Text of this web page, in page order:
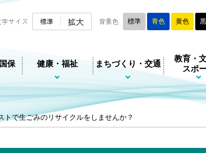
サイズ 標準 拡大 背景色 標準 青色 黄色
保 健康・福祉 まちづくり・交通
教育・
スポ
トで生ごみのリサイクルをしませんか？